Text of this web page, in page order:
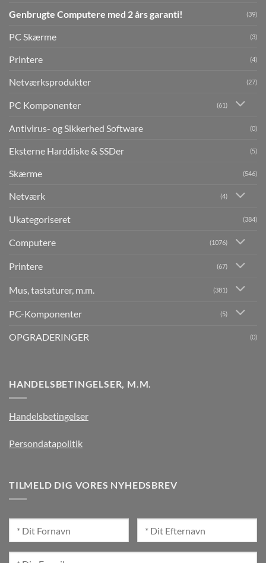
Genbrugte Computere med 2 års garanti! (39)
PC Skærme (3)
Printere (4)
Netværksprodukter (27)
PC Komponenter (61)
Antivirus- og Sikkerhed Software (0)
Eksterne Harddiske & SSDer (5)
Skærme (546)
Netværk (4)
Ukategoriseret (384)
Computere (1076)
Printere (67)
Mus, tastaturer, m.m. (381)
PC-Komponenter (5)
OPGRADERINGER (0)
HANDELSBETINGELSER, M.M.
Handelsbetingelser
Persondatapolitik
TILMELD DIG VORES NYHEDSBREV